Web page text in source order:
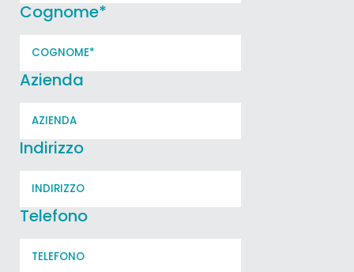
Cognome*
Azienda
Indirizzo
Telefono